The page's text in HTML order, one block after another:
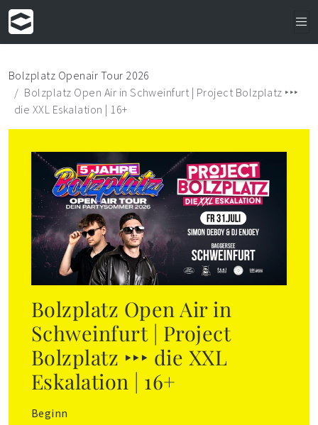
Bolzplatz Openair Tour 2026
Bolzplatz Open Air in Schweinfurt | Project Bolzplatz ‣‣‣
die XXL Eskalation | 16+
Bolzplatz Open Air in
Schweinfurt | Project
Bolzplatz ‣‣‣ die XXL
Eskalation | 16+
Beginn